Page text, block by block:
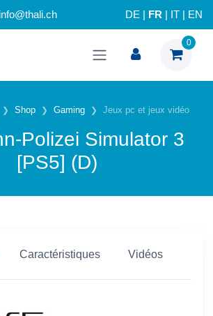
DE FR IT EN
0
Shop Gaming Jeux pc et jeux vidéo
Polizei Simulator 3
[PS5] (D)
Caractéristiques Vidéos